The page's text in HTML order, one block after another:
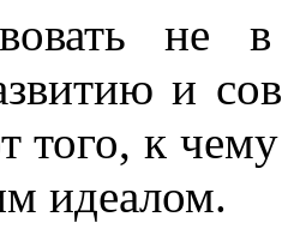
и
того, к
идеалом.